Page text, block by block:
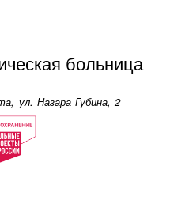
больница
ул. Назара Губина, 2